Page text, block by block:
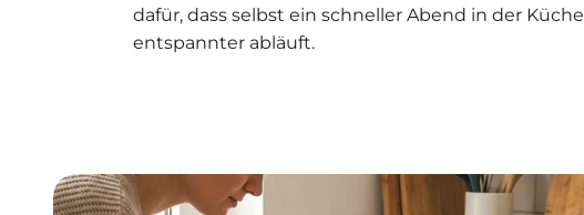
dafür, dass selbst ein schneller Abend in der Küche
entspannter abläuft.